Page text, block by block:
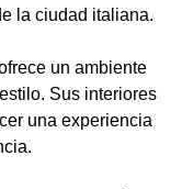
la ciudad italiana.
un ambiente
Sus interiores
una experiencia